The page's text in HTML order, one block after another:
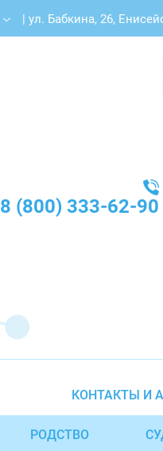
| ул. Бабкина, 26,
8 (800) 333-62-90
КОНТАКТЫ И
РОДСТВО